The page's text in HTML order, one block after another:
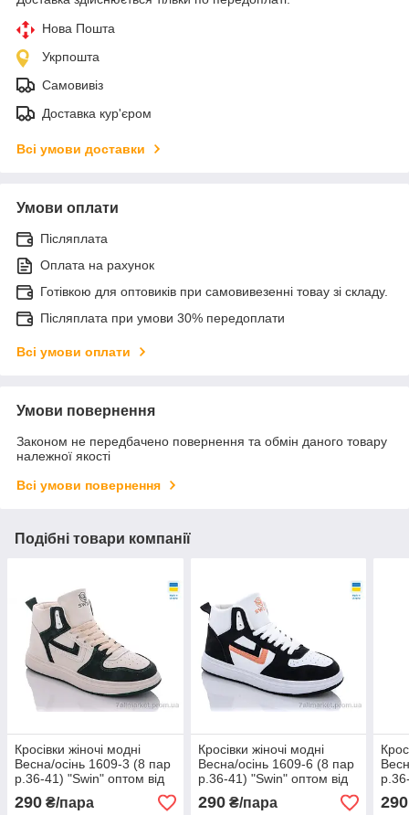
Нова Пошта
Укрпошта
Самовивіз
Доставка кур'єром
Всі умови доставки
Умови оплати
Післяплата
Оплата на рахунок
Готівкою для оптовиків при самовивезенні товау зі складу.
Післяплата при умови 30% передоплати
Всі умови оплати
Умови повернення
Законом не передбачено повернення та обмін даного товару
належної якості
Всі умови повернення
Подібні товари компанії
Кросівки жіночі модні
Весна/осінь 1609-3 (8 пар
р.36-41) "Swin" оптом від
прямого постачальника
290 ₴/пара
Кросівки жіночі модні
Весна/осінь 1609-6 (8 пар
р.36-41) "Swin" оптом від
прямого постачальника
290₴/пара 290